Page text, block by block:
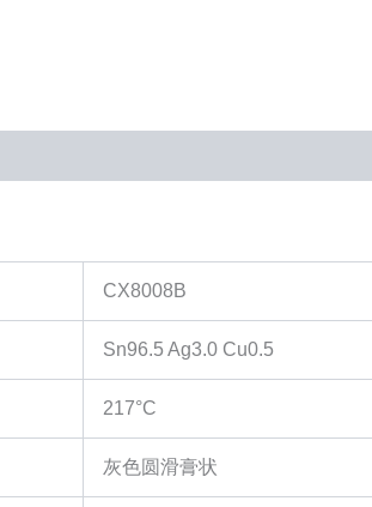
CX8008B
Sn96.5 Ag3.0 Cu0.5
217°C
灰色圆滑膏状